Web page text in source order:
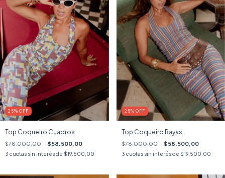
25% OFF
Top Coqueiro Cuadros
$78.000,00 $58.500,00
3 cuotas sin interés de $19.500,00
25% OFF
Top Coqueiro Rayas
$78.000,00 $58.500,00
3 cuotas sin interés de $19.500,00